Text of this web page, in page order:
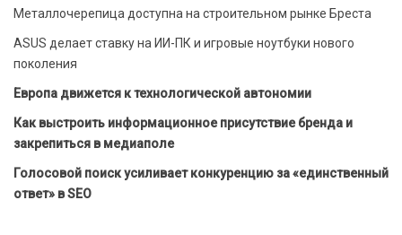
Металлочерепица доступна на строительном рынке Бреста
ASUS делает ставку на ИИ-ПК и игровые ноутбуки нового
поколения
Европа движется к технологической автономии
Как выстроить информационное присутствие бренда и
закрепиться в медиаполе
Голосовой поиск усиливает конкуренцию за «единственный
ответ» в SEO